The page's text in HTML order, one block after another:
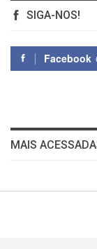
SIGA-NOS!
Facebook
MAIS